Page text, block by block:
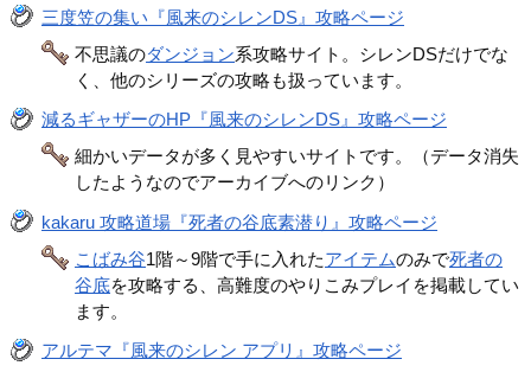
三度笠の集い『風来のシレンDS』攻略ページ
不思議のダンジョン系攻略サイト。シレンDSだけでな
く、他のシリーズの攻略も扱っています。
減るギャザーのHP『風来のシレンDS』攻略ページ
細かいデータが多く見やすいサイトです。（データ消失
したようなのでアーカイブへのリンク）
kakaru 攻略道場『死者の谷底素潜り』攻略ページ
こばみ谷1階～9階で手に入れたアイテムのみで死者の
谷底を攻略する、高難度のやりこみプレイを掲載してい
ます。
アルテマ『風来のシレン アプリ』攻略ページ